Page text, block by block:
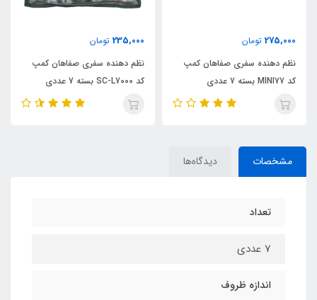
235,000 تومان
نظم دهنده سفری صفاهان کمپ
کد SC-L7000 بسته 7 عددی
195,000 تومان
نظم دهنده سفری صفاهان کمپ
کد SC-J700 بسته 5 عددی
مشخصات دیدگاه‌ها
تعداد
7 عددی
اندازه ظروف